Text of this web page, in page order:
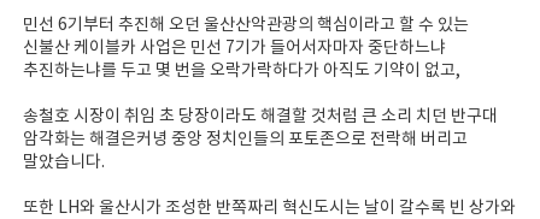
민선 6기부터 추진해 오던 울산산악관광의 핵심이라고 할 수 있는
신불산 케이블카 사업은 민선 7기가 들어서자마자 중단하느냐
추진하는냐를 두고 몇 번을 오락가락하다가 아직도 기약이 없고,
송철호 시장이 취임 초 당장이라도 해결할 것처럼 큰 소리 치던 반구대
암각화는 해결은커녕 중앙 정치인들의 포토존으로 전락해 버리고
말았습니다.
또한 LH와 울산시가 조성한 반쪽짜리 혁신도시는 날이 갈수록 빈 상가와